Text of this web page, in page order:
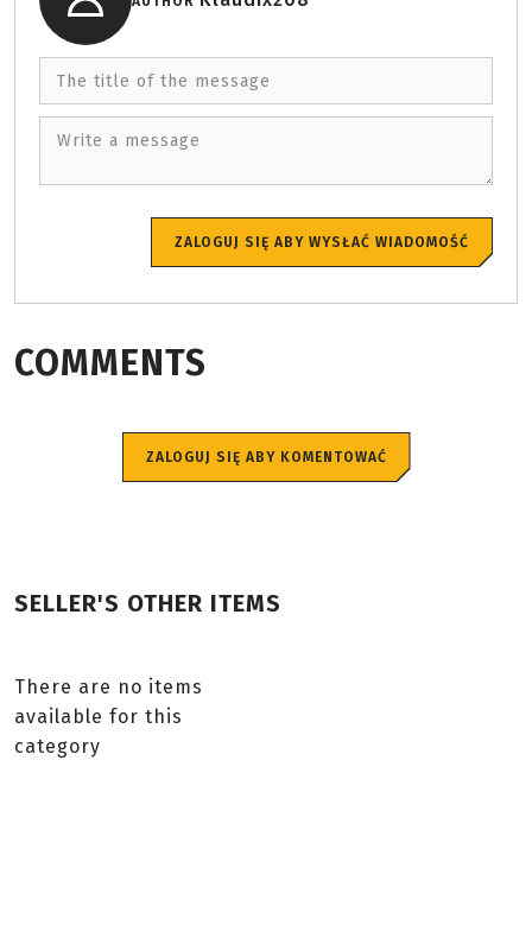
The title of the message
Write a message
ZALOGUJ SIĘ ABY WYSŁAĆ WIADOMOŚĆ
COMMENTS
ZALOGUJ SIĘ ABY KOMENTOWAĆ
SELLER'S OTHER ITEMS
There are no items
available for this
category